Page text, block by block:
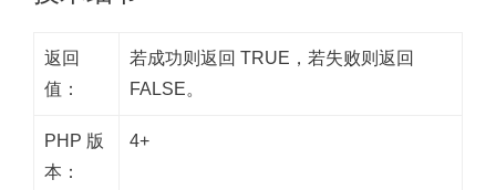
返回
值：
若成功则返回 TRUE，若失败则返回
FALSE。
PHP 版
本：
4+